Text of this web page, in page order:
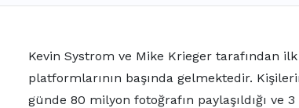
Kevin Systrom ve Mike Krieger tarafından
platformlarının başında gelmektedir.
günde 80 milyon fotoğrafın paylaşıldığı ve